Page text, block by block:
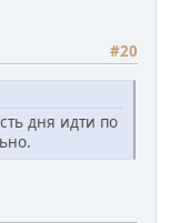
#20
дня идти по